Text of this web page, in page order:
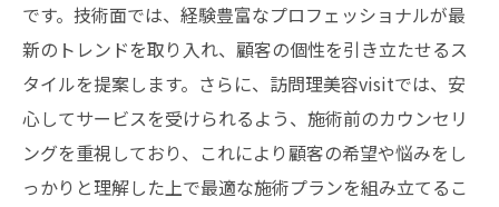
です。技術面では、経験豊富なプロフェッショナルが最
新のトレンドを取り入れ、顧客の個性を引き立たせるス
タイルを提案します。さらに、訪問理美容visitでは、安
心してサービスを受けられるよう、施術前のカウンセリ
ングを重視しており、これにより顧客の希望や悩みをし
っかりと理解した上で最適な施術プランを組み立てるこ